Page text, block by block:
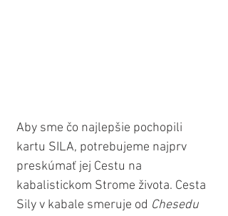
Aby sme čo najlepšie pochopili
kartu SILA, potrebujeme najprv
preskúmať jej Cestu na
kabalistickom Strome života. Cesta
Sily v kabale smeruje od Chesedu